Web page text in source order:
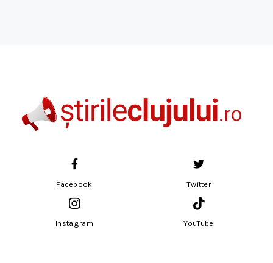
Facebook Twitter
Instagram YouTube